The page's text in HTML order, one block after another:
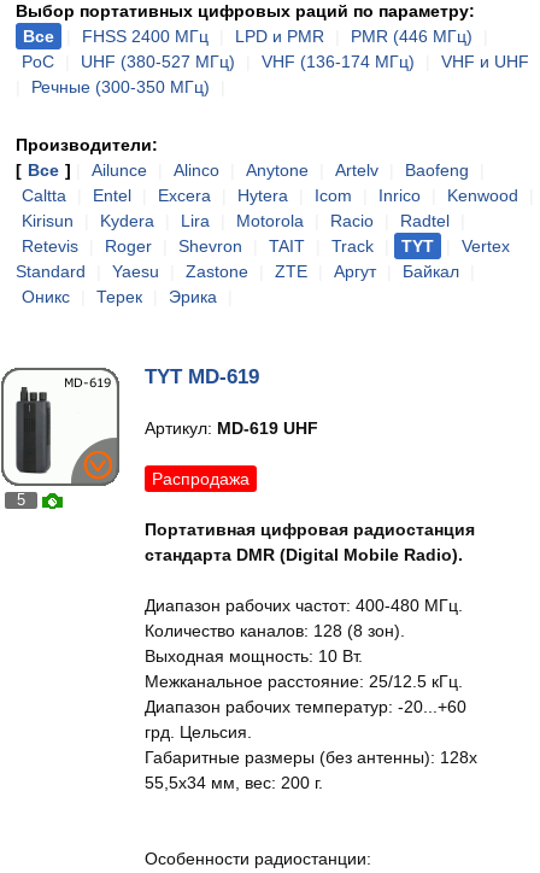
Выбор портативных цифровых раций по параметру:
Все
FHSS 2400 МГц LPD и PMR PMR (446 МГц)
PoC
UHF (380-527 МГц) VHF (136-174 МГц)
VHF и UHF
Речные (300-350 МГц)
Производители:
[ Все ] Ailunce Alinco Anytone Artelv Baofeng
Caltta
Entel Excera Hytera Icom Inrico Kenwood
Kirisun
Kydera Lira Motorola Racio Radtel
Retevis
Roger Shevron TAIT Track TYT
Vertex
Standard
Yaesu Zastone ZTE Аргут Байкал
Оникс
Терек Эрика
5
TYT MD-619
Артикул: MD-619 UHF
Распродажа
Портативная цифровая радиостанция
стандарта DMR (Digital Mobile Radio).
Диапазон рабочих частот: 400-480 МГц.
Количество каналов: 128 (8 зон).
Выходная мощность: 10 Вт.
Межканальное расстояние: 25/12.5 кГц.
Диапазон рабочих температур: -20...+60
грд. Цельсия.
Габаритные размеры (без антенны): 128x
55,5x34 мм, вес: 200 г.
Особенности радиостанции: